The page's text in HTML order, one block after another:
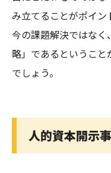
み立てることがポイン
今の課題解決ではな
略」であるというこ
でしょう。
人的資本開示